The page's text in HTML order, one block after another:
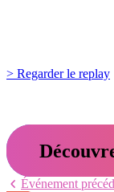
> Regarder le replay
Événement